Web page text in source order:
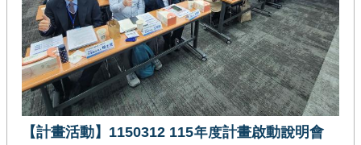
應用。最後，由 AWS 原廠架構師針對前兩節 Demo 所
涉及之 AWS 服務與技術架構進行解析，並補充相關 AI
雲端服務內容，協助參與者理解從應用實作到雲端架構
設計的整體脈絡。透過實作示範與專業解析，著重強化
參與者在 AI 應用開發、雲端部署及系統架構整合等面向
之實務理解與應用能力。
【計畫活動】1150312 115年度計畫啟動說明會